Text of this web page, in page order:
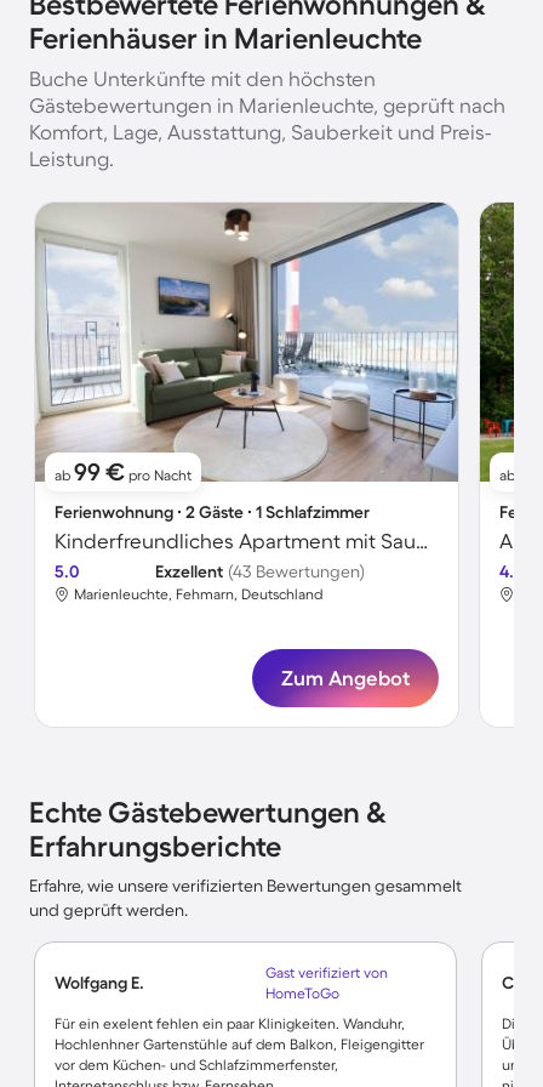
Ferienhäuser in Marienleuchte
Buche Unterkünfte mit den höchsten
Gästebewertungen in Marienleuchte, geprüft nach
Komfort, Lage, Ausstattung, Sauberkeit und Preis-
Leistung.
ab 99 € pro Nacht
Ferienwohnung ∙ 2 Gäste ∙ 1 Schlafzimmer
Kinderfreundliches Apartment mit Sauna | Meerblick | Strand in der Nähe
5.0 Exzellent (43 Bewertungen)
Marienleuchte, Fehmarn, Deutschland
Zum Angebot
ab
4.6
Echte Gästebewertungen &
Erfahrungsberichte
Erfahre, wie unsere verifizierten Bewertungen gesammelt
und geprüft werden.
Wolfgang E.
Gast verifiziert von
HomeToGo
Für ein exelent fehlen ein paar Klinigkeiten. Wanduhr,
Hochlenhner Gartenstühle auf dem Balkon, Fleigengitter
vor dem Küchen- und Schlafzimmerfenster,
Die
Über
und